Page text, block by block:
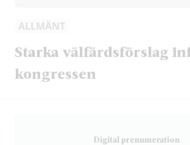
ALLMÄNT
Starka välfärdsförslag
kongressen
Digital prenumeration